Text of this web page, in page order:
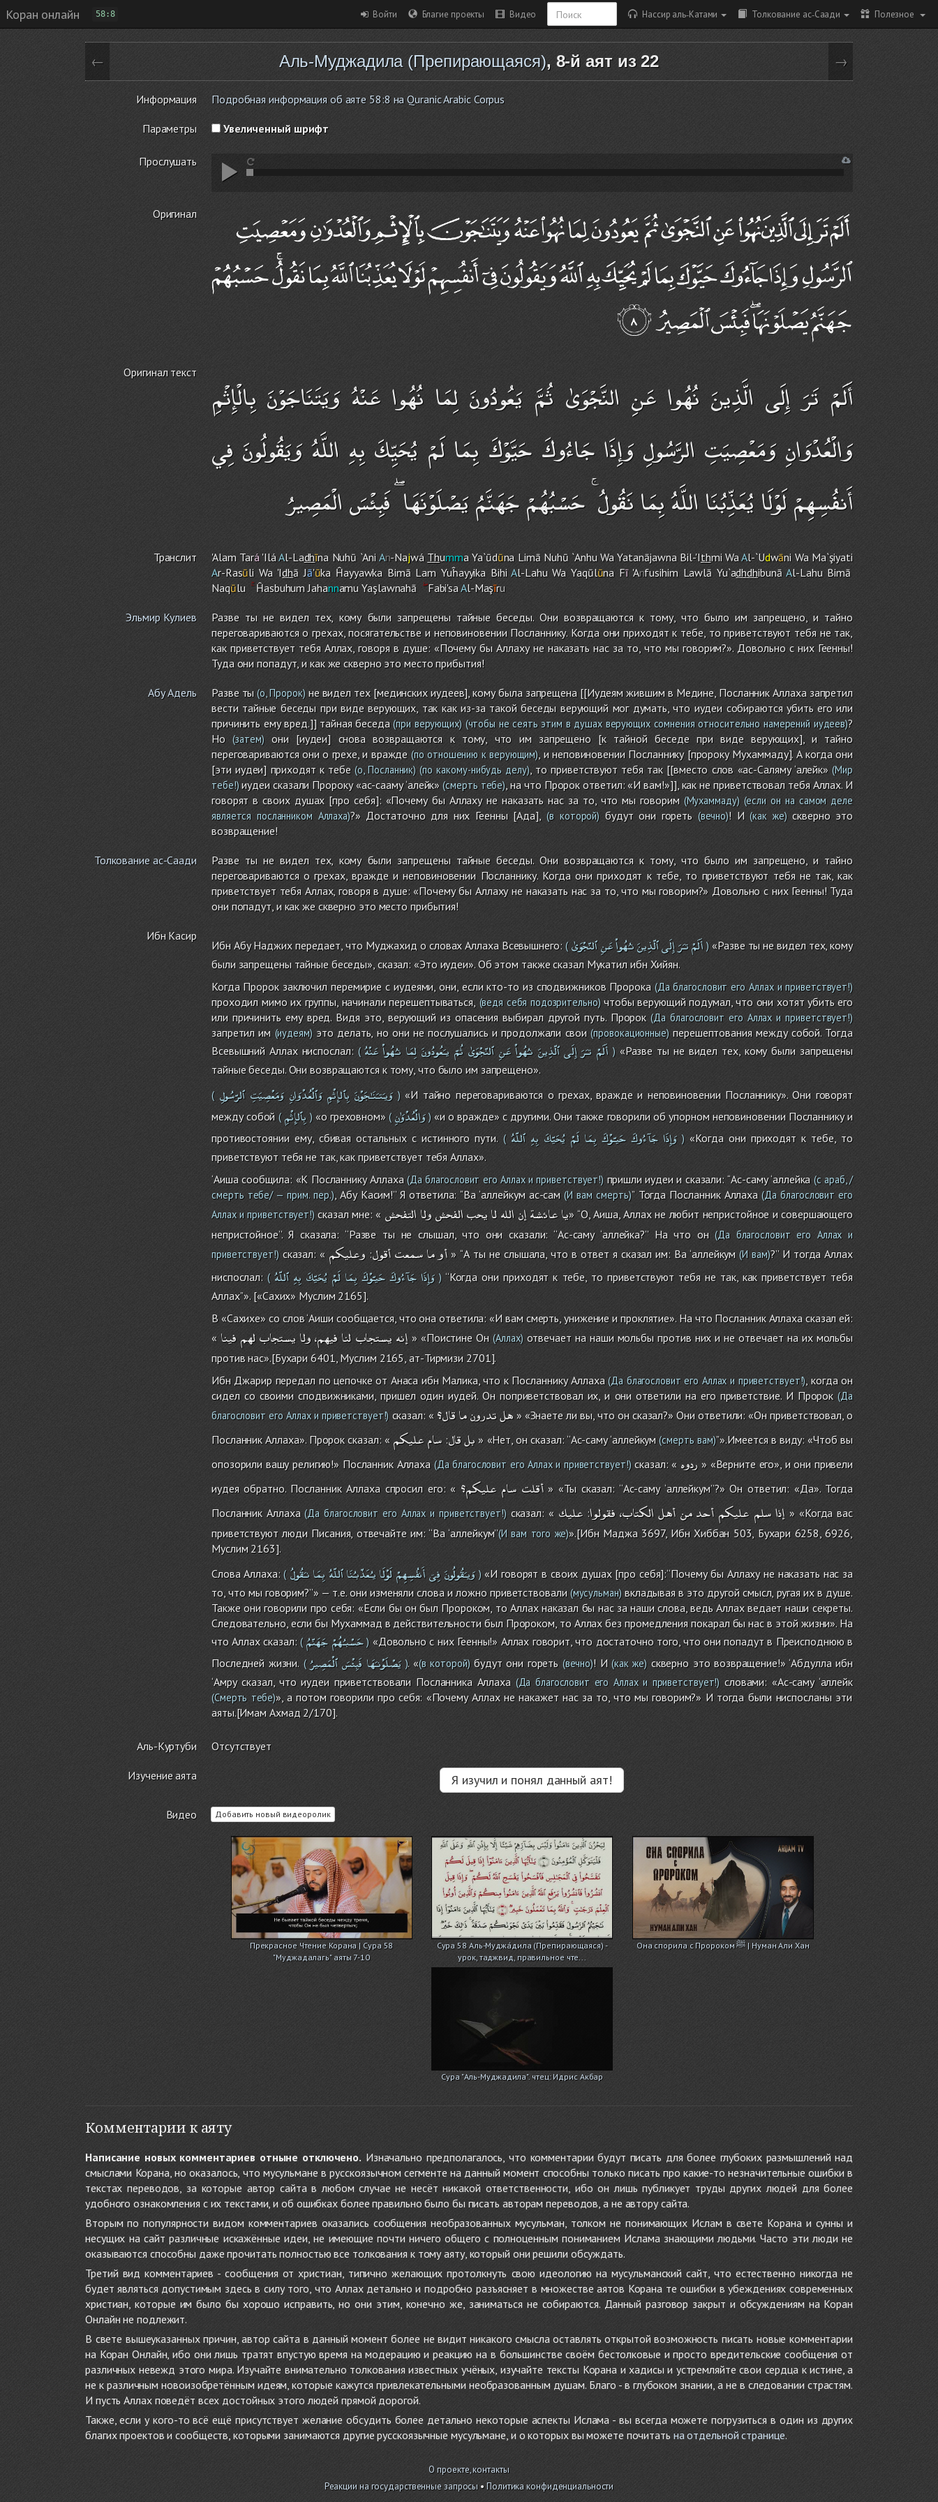
Коран онлайн 58:8 Войти Благие проекты Видео Нассир аль-Катами Толкование ас-Саади Полезное
← Аль-Муджадила (Препирающаяся), 8-й аят из 22 →
Информация Подробная информация об аяте 58:8 на Quranic Arabic Corpus
Параметры Увеличенный шрифт
Прослушать
Оригинал
Оригинал текст
أَلَمْ تَرَ إِلَى الَّذِينَ نُهُوا عَنِ النَّجْوَىٰ ثُمَّ يَعُودُونَ لِمَا نُهُوا عَنْهُ وَيَتَنَاجَوْنَ بِالْإِثْمِ
وَالْعُدْوَانِ وَمَعْصِيَتِ الرَّسُولِ وَإِذَا جَاءُوكَ حَيَّوْكَ بِمَا لَمْ يُحَيِّكَ بِهِ اللَّهُ وَيَقُولُونَ فِي
أَنفُسِهِمْ لَوْلَا يُعَذِّبُنَا اللَّهُ بِمَا نَقُولُ ۚ حَسْبُهُمْ جَهَنَّمُ يَصْلَوْنَهَا ۖ فَبِئْسَ الْمَصِيرُ
Транслит 'AlamTará'IláAl-Ladhīna Nuhū `Ani An-Najwá Thumma Ya`ūdūna Limā Nuhū `Anhu Wa Yatanājawna Bil-'Ithmi WaAl-`Udwāni Wa Ma`şiyati
Ar-Rasūli Wa 'Idhā Jā'ūka Ĥayyawka Bimā Lam Yuĥayyika BihiAl-LahuWa Yaqūlūna Fī'AnfusihimLawlā Yu`adhdhibunāAl-LahuBimā
Naqūlu ĤasbuhumJahannamu Yaşlawnahā Fabi'saAl-Maşīru
Эльмир Кулиев
Разве ты не видел тех, кому были запрещены тайные беседы. Они возвращаются к тому, что было им запрещено, и тайно
переговариваются о грехах, посягательстве и неповиновении Посланнику. Когда они приходят к тебе, то приветствуют тебя не так,
как приветствует тебя Аллах, говоря в душе: «Почему бы Аллаху не наказать нас за то, что мы говорим?». Довольно с них Геенны!
Туда они попадут, и как же скверно это место прибытия!
Абу Адель Разве ты (о, Пророк)не видел тех [мединских иудеев], кому была запрещена [[Иудеям жившим в Медине, Посланник Аллаха запретил
вести тайные беседы при виде верующих, так как из-за такой беседы верующий мог думать, что иудеи собираются убить его или
причинить ему вред.]] тайная беседа(при верующих)(чтобы не сеять этим в душах верующих сомнения относительно намерений иудеев)?
Но(затем)они [иудеи] снова возвращаются к тому, что им запрещено [к тайной беседе при виде верующих], и тайно
переговариваются они о грехе, и вражде (по отношению к верующим), и неповиновении Посланнику [пророку Мухаммаду]. А когда они
[эти иудеи] приходят к тебе(о, Посланник) (по какому-нибудь делу), то приветствуют тебя так [[вместо слов «ас-Саляму ‘алейк» (Мир
тебе!)иудеи сказали Пророку «ас-сааму ‘алейк» (смерть тебе), на что Пророк ответил: «И вам!»]], как не приветствовал тебя Аллах. И
говорят в своих душах [про себя]: «Почему бы Аллаху не наказать нас за то, что мы говорим(Мухаммаду)(если он на самом деле
является посланником Аллаха)?» Достаточно для них Геенны [Ада], (в которой) будут они гореть (вечно)! И(как же)скверно это
возвращение!
Толкование ас-Саади
Разве ты не видел тех, кому были запрещены тайные беседы. Они возвращаются к тому, что было им запрещено, и тайно
переговариваются о грехах, вражде и неповиновении Посланнику. Когда они приходят к тебе, то приветствуют тебя не так, как
приветствует тебя Аллах, говоря в душе: «Почему бы Аллаху не наказать нас за то, что мы говорим?» Довольно с них Геенны! Туда
они попадут, и как же скверно это место прибытия!
Ибн Касир
Ибн Абу Наджих передает, что Муджахид о словах Аллаха Всевышнего:( أَلَمْتـَرَإِلَىٱلّذِينَنـُهُواْعَنِٱلنّجْوَىٰ ) «Разве ты не видел тех, кому
были запрещены тайные беседы», сказал: «Это иудеи». Об этом также сказал Мукатил ибн Хийян.
Когда Пророк заключил перемирие с иудеями, они, если кто-то из сподвижников Пророка(Да благословит его Аллах и приветствует!)
проходил мимо их группы, начинали перешептываться, (ведя себя подозрительно)чтобы верующий подумал, что они хотят убить его
или причинить ему вред. Видя это, верующий из опасения выбирал другой путь. Пророк (Да благословит его Аллах и приветствует!)
запретил им (иудеям)это делать, но они не послушались и продолжали свои (провокационные)перешептования между собой. Тогда
Всевышний Аллах ниспослал:( أَلَمْ تـَرَإِلَىٱلّذِينَ نـُهُواْعَنِ ٱلنّجْوَىٰ ثُمّ يـَعُودُونَ لِمَا نـُهُواْعَنْهُ )«Разве ты не видел тех, кому были запрещены
тайные беседы. Они возвращаются к тому, что было им запрещено».
( وَيـَتـَنَـٰجَوْنَ بِٱلإِثْمِ وَٱلْعُدْوَانِ وَمَعْصِيَتِ ٱلرّسُولِ )«И тайно переговариваются о грехах, вражде и неповиновении Посланнику». Они говорят
между собой ( بِٱلإِثْمِ )«о греховном»( وَالْعُدْوَٰنِ)«и о вражде» с другими. Они также говорили об упорном неповиновении Посланнику и
противостоянии ему, сбивая остальных с истинного пути.( وَإِذَا جَآءُوكَ حَيـّوْكَ بِمَا لَمْ يُحَيّكَ بِهِ ٱللّهُ )«Когда они приходят к тебе, то
приветствуют тебя не так, как приветствует тебя Аллах».
‘Аиша сообщила: «К Посланнику Аллаха(Да благословит его Аллах и приветствует!) пришли иудеи и сказали: ‘‘Ас-саму ‘аллейка(с араб, /
смерть тебе/ — прим. пер.), Абу Касим!’’ Я ответила: ‘‘Ва ‘аллейкум ас-сам (И вам смерть)’’ Тогда Посланник Аллаха (Да благословит его
Аллах и приветствует!) сказал мне: « ياعائشةإناللهلايحبالفحشولاالتفحش
» ‘‘О, Аиша, Аллах не любит непристойное и совершающего
непристойное’’. Я сказала: ‘‘Разве ты не слышал, что они сказали: ‘‘Ас-саму ‘аллейка?’’ На что он(Да благословит его Аллах и
приветствует!)сказал: « أوماسمعتأقول:وعليكم » ‘‘А ты не слышала, что в ответ я сказал им: Ва ‘аллейкум (И вам)?’’ И тогда Аллах
ниспослал: ( وَإِذَاجَآءُوكَحَيـّوْكَبِمَا لَمْ يُحَيّكَ بِهِ ٱللّهُ )‘‘Когда они приходят к тебе, то приветствуют тебя не так, как приветствует тебя
Аллах’’». [«Сахих» Муслим 2165].
В «Сахихе» со слов ‘Аиши сообщается, что она ответила: «И вам смерть, унижение и проклятие». На что Посланник Аллаха сказал ей:
«
إنهيستجابلنافيهم،ولايستجابلهمفينا » «Поистине Он(Аллах)отвечает на наши мольбы против них и не отвечает на их мольбы
против нас».[Бухари 6401, Муслим 2165, ат-Тирмизи 2701].
Ибн Джарир передал по цепочке от Анаса ибн Малика, что к Посланнику Аллаха(Да благословит его Аллах и приветствует!), когда он
сидел со своими сподвижниками, пришел один иудей. Он поприветствовал их, и они ответили на его приветствие. И Пророк (Да
благословит его Аллах и приветствует!) сказал: « هلتدرونماقال؟
» «Знаете ли вы, что он сказал?» Они ответили: «Он приветствовал, о
Посланник Аллаха». Пророк сказал: «
بلقال:سامعليكم » «Нет, он сказал: ‘‘Ас-саму ‘аллейкум (смерть вам)’’».Имеется в виду: «Чтоб вы
опозорили вашу религию!» Посланник Аллаха (Да благословит его Аллах и приветствует!)сказал: « ردوه » «Верните его», и они привели
иудея обратно. Посланник Аллаха спросил его: «
أقلت سام عليكم؟
» «Ты сказал: ‘‘Ас-саму ‘аллейкум’’?» Он ответил: «Да». Тогда
Посланник Аллаха(Да благословит его Аллах и приветствует!)сказал: « إذاسلم عليكمأحدمن أهلالكتاب،فقولوا:عليك
» «Когда вас
приветствуют люди Писания, отвечайте им: ‘‘Ва ‘аллейкум’’(И вам того же)».[Ибн Маджа 3697, Ибн Хиббан 503, Бухари 6258, 6926,
Муслим 2163].
Слова Аллаха:( وَيـَقُولُونَفِىۤأَنفُسِهِمْلَوْلَايـُعَذّبـُنَاٱللّهُبِمَانـَقُولُ )«И говорят в своих душах [про себя]:‘‘Почему бы Аллаху не наказать нас за
то, что мы говорим?’’» — т.е. они изменяли слова и ложно приветствовали(мусульман)вкладывая в это другой смысл, ругая их в душе.
Также они говорили про себя: «Если бы он был Пророком, то Аллах наказал бы нас за наши слова, ведь Аллах ведает наши секреты.
Следовательно, если бы Мухаммад в действительности был Пророком, то Аллах без промедления покарал бы нас в этой жизни». На
что Аллах сказал:( حَسْبـُهُمْجَهَنّمُ ) «Довольно с них Геенны!» Аллах говорит, что достаточно того, что они попадут в Преисподнюю в
Последней жизни. ( يَصْلَوْنـَهَا فَبِئْسَٱلْمَصِيرُ ). «(в которой)будут они гореть (вечно)! И(как же) скверно это возвращение!» ‘Абдулла ибн
‘Амру сказал, что иудеи приветствовали Посланника Аллаха (Да благословит его Аллах и приветствует!) словами: «Ас-саму ‘аллейк
(Смерть тебе)», а потом говорили про себя: «Почему Аллах не накажет нас за то, что мы говорим?» И тогда были ниспосланы эти
аяты.[Имам Ахмад 2/170].
Аль-Куртуби Отсутствует
Изучение аята Я изучил и понял данный аят!
Видео Добавить новый видеоролик
Прекрасное Чтение Корана | Сура 58
"Муджадалагь" аяты 7-10
Сура 58 Аль-Муджа́дила (Препирающаяся) -
урок, таджвид, правильное чте...
Она спорила с Пророком ﷺ | Нуман Али Хан
Сура "Аль-Муджадила". чтец: Идрис Акбар
Комментарии к аяту
Написание новых комментариев отныне отключено. Изначально предполагалось, что комментарии будут писать для более глубоких размышлений над
смыслами Корана, но оказалось, что мусульмане в русскоязычном сегменте на данный момент способны только писать про какие-то незначительные ошибки в
текстах переводов, за которые автор сайта в любом случае не несёт никакой ответственности, ибо он лишь публикует труды других людей для более
удобного ознакомления с их текстами, и об ошибках более правильно было бы писать авторам переводов, а не автору сайта.
Вторым по популярности видом комментариев оказались сообщения необразованных мусульман, толком не понимающих Ислам в свете Корана и сунны и
несущих на сайт различные искажённые идеи, не имеющие почти ничего общего с полноценным пониманием Ислама знающими людьми. Часто эти люди не
оказываются способны даже прочитать полностью все толкования к тому аяту, который они решили обсуждать.
Третий вид комментариев - сообщения от христиан, типично желающих протолкнуть свою идеологию на мусульманский сайт, что естественно никогда не
будет являться допустимым здесь в силу того, что Аллах детально и подробно разъясняет в множестве аятов Корана те ошибки в убеждениях современных
христиан, которые им было бы хорошо исправить, но они этим, конечно же, заниматься не собираются. Данный разговор закрыт и обсуждениям на Коран
Онлайн не подлежит.
В свете вышеуказанных причин, автор сайта в данный момент более не видит никакого смысла оставлять открытой возможность писать новые комментарии
на Коран Онлайн, ибо они лишь тратят впустую время на модерацию и реакцию на в большинстве своём бестолковые и просто вредительские сообщения от
различных невежд этого мира. Изучайте внимательно толкования известных учёных, изучайте тексты Корана и хадисы и устремляйте свои сердца к истине, а
не к различным новоизобретённым идеям, которые кажутся привлекательными необразованным душам. Благо - в глубоком знании, а не в следовании страстям.
И пусть Аллах поведёт всех достойных этого людей прямой дорогой.
Также, если у кого-то всё ещё присутствует желание обсудить более детально некоторые аспекты Ислама - вы всегда можете погрузиться в один из других
благих проектов и сообществ, которыми занимаются другие русскоязычные мусульмане, и о которых вы можете почитать на отдельной странице.
О проекте, контакты
Реакции на государственные запросы •Политика конфиденциальности